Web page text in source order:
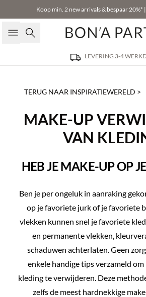
Koop min. 2 new arrivals & bespaar 20%*
Zoeken
LEVERING 3-4
TERUG NAAR INSPIRATIEWERELD >
MAKE-UP
VAN
HEB JE MAKE-UP OP
Ben je per ongeluk in aanraking
op je favoriete jurk of je favoriete
vlekken kunnen snel je favoriete
en permanente vlekken,
schaduwen achterlaten. Geen
enkele handige tips verzameld
kleding te verwijderen. Deze
zelfs de meest hardnekkige